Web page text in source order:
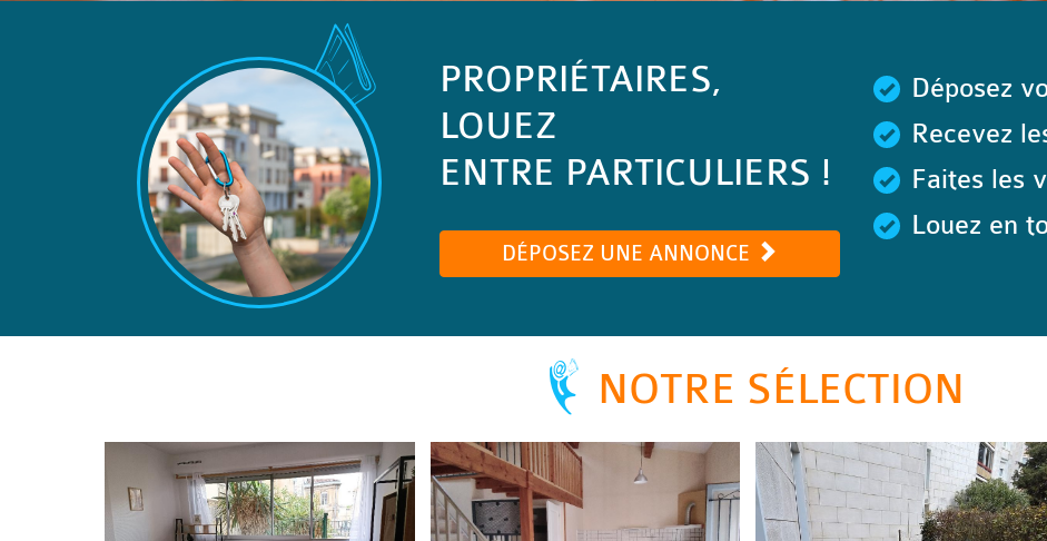
PROPRIÉTAIRES,
LOUEZ
ENTRE PARTICULIERS !
DÉPOSEZ UNE ANNONCE
Déposez
Recevez
Faites les
Louez en
NOTRE SÉLECTION